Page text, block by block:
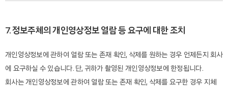
7. 정보주체의 개인영상정보 열람 등 요구에 대한 조치
개인영상정보에 관하여 열람 또는 존재 확인, 삭제를 원하는 경우 언제든지 회사
에 요구하실 수 있습니다. 단, 귀하가 촬영된 개인영상정보에 한정됩니다.
회사는 개인영상정보에 관하여 열람 또는 존재 확인, 삭제를 요구한 경우 지체